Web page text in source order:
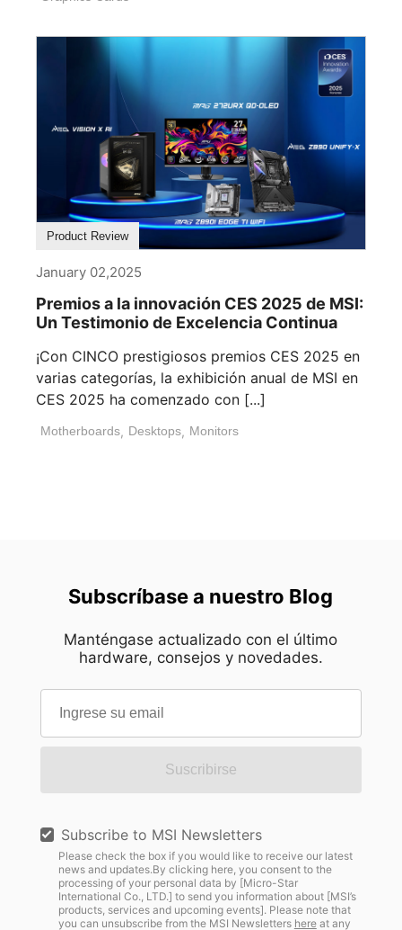
Product Review
January 02,2025
Premios a la innovación CES 2025 de MSI:
Un Testimonio de Excelencia Continua
¡Con CINCO prestigiosos premios CES 2025 en
varias categorías, la exhibición anual de MSI en
CES 2025 ha comenzado con [...]
Motherboards, Desktops, Monitors
Subscríbase a nuestro Blog
Manténgase actualizado con el último
hardware, consejos y novedades.
Suscribirse
Subscribe to MSI Newsletters
Please check the box if you would like to receive our latest
news and updates.By clicking here, you consent to the
processing of your personal data by [Micro-Star
International Co., LTD.] to send you information about [MSI’s
products, services and upcoming events]. Please note that
you can unsubscribe from the MSI Newsletters hereat any